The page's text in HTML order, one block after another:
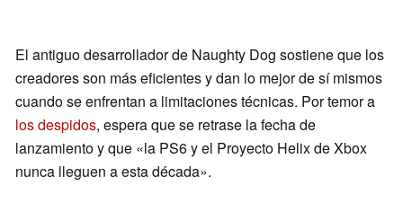
El antiguo desarrollador de Naughty Dog sostiene que los
creadores son más eficientes y dan lo mejor de sí mismos
cuando se enfrentan a limitaciones técnicas. Por temor a
los despidos, espera que se retrase la fecha de
lanzamiento y que «la PS6 y el Proyecto Helix de Xbox
nunca lleguen a esta década».